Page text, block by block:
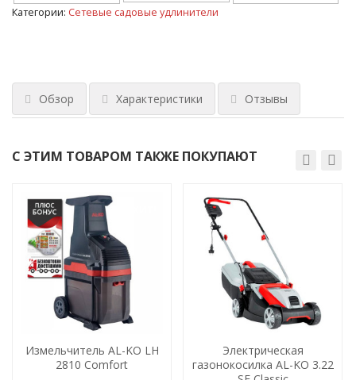
Категории: Сетевые садовые удлинители
Обзор Характеристики Отзывы
С ЭТИМ ТОВАРОМ ТАКЖЕ ПОКУПАЮТ
Измельчитель AL-KO LH
2810 Comfort
Электрическая
газонокосилка AL-KO 3.22